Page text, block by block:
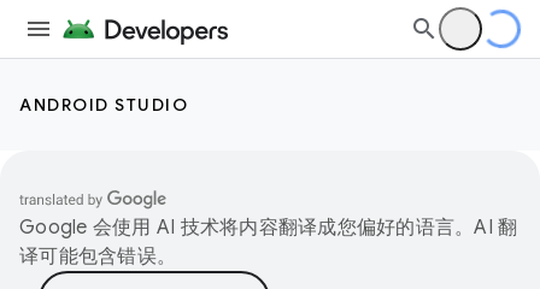
ANDROID STUDIO
Google 会使用 AI 技术将内容翻译成您偏好的语言。AI 翻
译可能包含错误。